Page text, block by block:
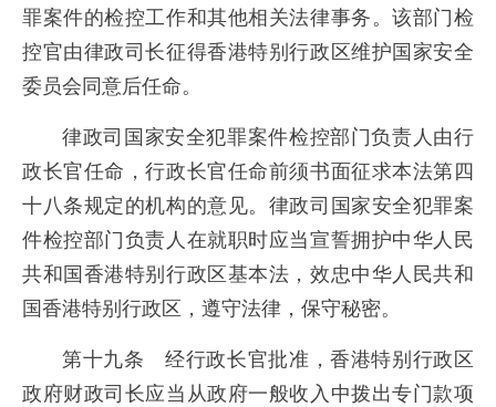
罪案件的检控工作和其他相关法律事务。该部门检
控官由律政司长征得香港特别行政区维护国家安全
委员会同意后任命。
律政司国家安全犯罪案件检控部门负责人由行
政长官任命，行政长官任命前须书面征求本法第四
十八条规定的机构的意见。律政司国家安全犯罪案
件检控部门负责人在就职时应当宣誓拥护中华人民
共和国香港特别行政区基本法，效忠中华人民共和
国香港特别行政区，遵守法律，保守秘密。
第十九条 经行政长官批准，香港特别行政区
政府财政司长应当从政府一般收入中拨出专门款项